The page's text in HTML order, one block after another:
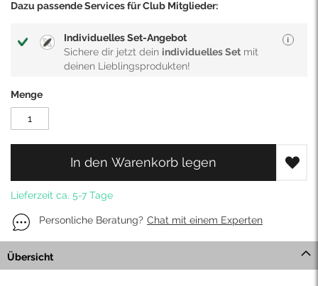
Dazu passende Services für Club Mitglieder:
Individuelles Set-Angebot
Sichere dir jetzt dein individuelles Set mit
deinen Lieblingsprodukten!
Menge
In den Warenkorb legen
Lieferzeit ca. 5-7 Tage
Personliche Beratung? Chat mit einem Experten
Übersicht